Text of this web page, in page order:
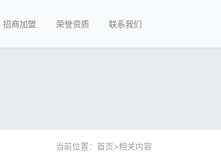
招商加盟 荣誉资质 联系我们
当前位置： 首页>相关内容